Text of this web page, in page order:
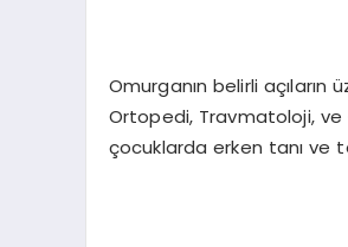
Omurganın belirli açıların
Ortopedi, Travmatoloji, ve
çocuklarda erken tanı ve